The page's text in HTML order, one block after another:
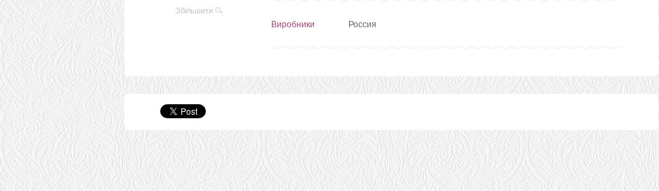
Збільшити
Виробники Россия